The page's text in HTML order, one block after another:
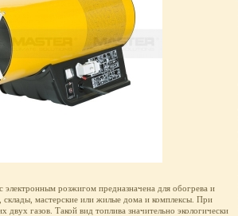
с электронным розжигом предназначена для обогрева и
мастерские или жилые дома и комплексы. При
двух газов. Такой вид топлива значительно экологически